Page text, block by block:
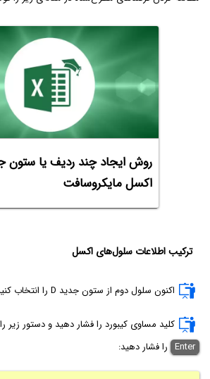
روش ایجاد چند ردیف یا ستون
اکسل مایکروسافت
ترکیب اطلاعات سلول‌های اکسل
اکنون سلول دوم از ستون جدید D را انتخاب کنید.
کلید مساوی کیبورد را فشار دهید و دستور زیر
Enter را فشار دهید: